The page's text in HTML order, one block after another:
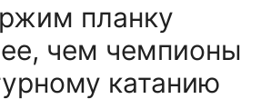
планку
чем чемпионы
катанию